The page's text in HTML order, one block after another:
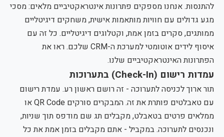
להתנסות. אנחנו מספקים פתרונות אינטראקטיביים מלאים: מסכי
מגע גדולים עם חוויות מותאמות אישית, משחקים דיגיטליים
ממותגים, סקרים בזמן אמת, וקטלוגים דיגיטליים. כל זה עם
איסוף לידים אוטומטי למערכת ה-CRM שלכם.
ראו את
הפתרונות האינטראקטיביים שלנו.
עמדות רישום (Check-In) בתערוכות
תור ארוך לכניסה לתערוכה - זה רושם ראשון רע. עמדת רישום
עם טאבלטים פותרת את זה. המבקרים סורקים QR Code או
ממלאים פרטים בטאבלט, מקבלים תג שם מודפס תוך שניות,
ונכנסים לתערוכה. במקביל - אתם מקבלים בזמן אמת את כל